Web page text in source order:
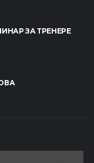
ЗА ТРЕНЕРЕ